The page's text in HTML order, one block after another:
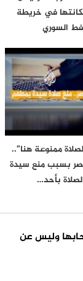
في خريطة
السوري
ممنوعة هنا”..
بسبب منع سيدة
بأحد…
وليس عن